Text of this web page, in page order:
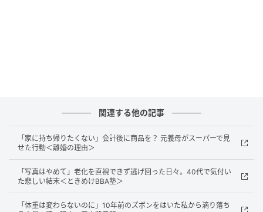
それまで使えなかった席が整い、店内全体の空気が少
し明るくなったように感じられ、私の気持ちもスッキ
リしました。
まとめ
関連する他の記事
「家に持ち帰りたくない」会計後に商品を？ 元義母がスーパーで見
せた行動＜離婚の理由＞
「写真はやめて」老化を直視できず逃げ回った日々。40代で気付い
た悲しい結末＜ときめけBBA塾＞
「体重は変わらないのに」10年前のズボンをはいた私から滴り落ち